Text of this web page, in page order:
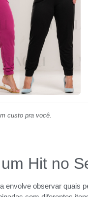
custo pra você.
Hit no
envolve observar quais